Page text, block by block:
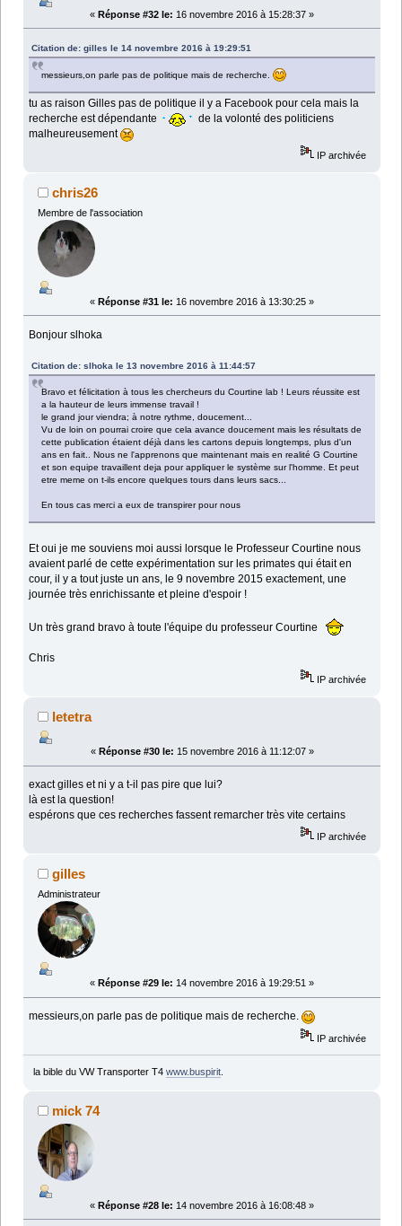
« Réponse #32 le: 16 novembre 2016 à 15:28:37 »
Citation de: gilles le 14 novembre 2016 à 19:29:51
messieurs,on parle pas de politique mais de recherche.
tu as raison Gilles pas de politique il y a Facebook pour cela mais la
recherche est dépendante
de la volonté des politiciens
malheureusement
IP archivée
chris26
Membre de l'association
« Réponse #31 le: 16 novembre 2016 à 13:30:25 »
Bonjour slhoka
Citation de: slhoka le 13 novembre 2016 à 11:44:57
Bravo et félicitation à tous les chercheurs du Courtine lab ! Leurs réussite est
a la hauteur de leurs immense travail !
le grand jour viendra; à notre rythme, doucement...
Vu de loin on pourrai croire que cela avance doucement mais les résultats de
cette publication étaient déjà dans les cartons depuis longtemps, plus d'un
ans en fait.. Nous ne l'apprenons que maintenant mais en realité G Courtine
et son equipe travaillent deja pour appliquer le système sur l'homme. Et peut
etre meme on t-ils encore quelques tours dans leurs sacs...
En tous cas merci a eux de transpirer pour nous
Et oui je me souviens moi aussi lorsque le Professeur Courtine nous
avaient parlé de cette expérimentation sur les primates qui était en
cour, il y a tout juste un ans, le 9 novembre 2015 exactement, une
journée très enrichissante et pleine d'espoir !
Un très grand bravo à toute l'équipe du professeur Courtine
Chris
IP archivée
letetra
« Réponse #30 le: 15 novembre 2016 à 11:12:07 »
exact gilles et ni y a t-il pas pire que lui?
là est la question!
espérons que ces recherches fassent remarcher très vite certains
IP archivée
gilles
Administrateur
« Réponse #29 le: 14 novembre 2016 à 19:29:51 »
messieurs,on parle pas de politique mais de recherche.
IP archivée
la bible du VW Transporter T4 www.buspirit.
mick 74
« Réponse #28 le: 14 novembre 2016 à 16:08:48 »